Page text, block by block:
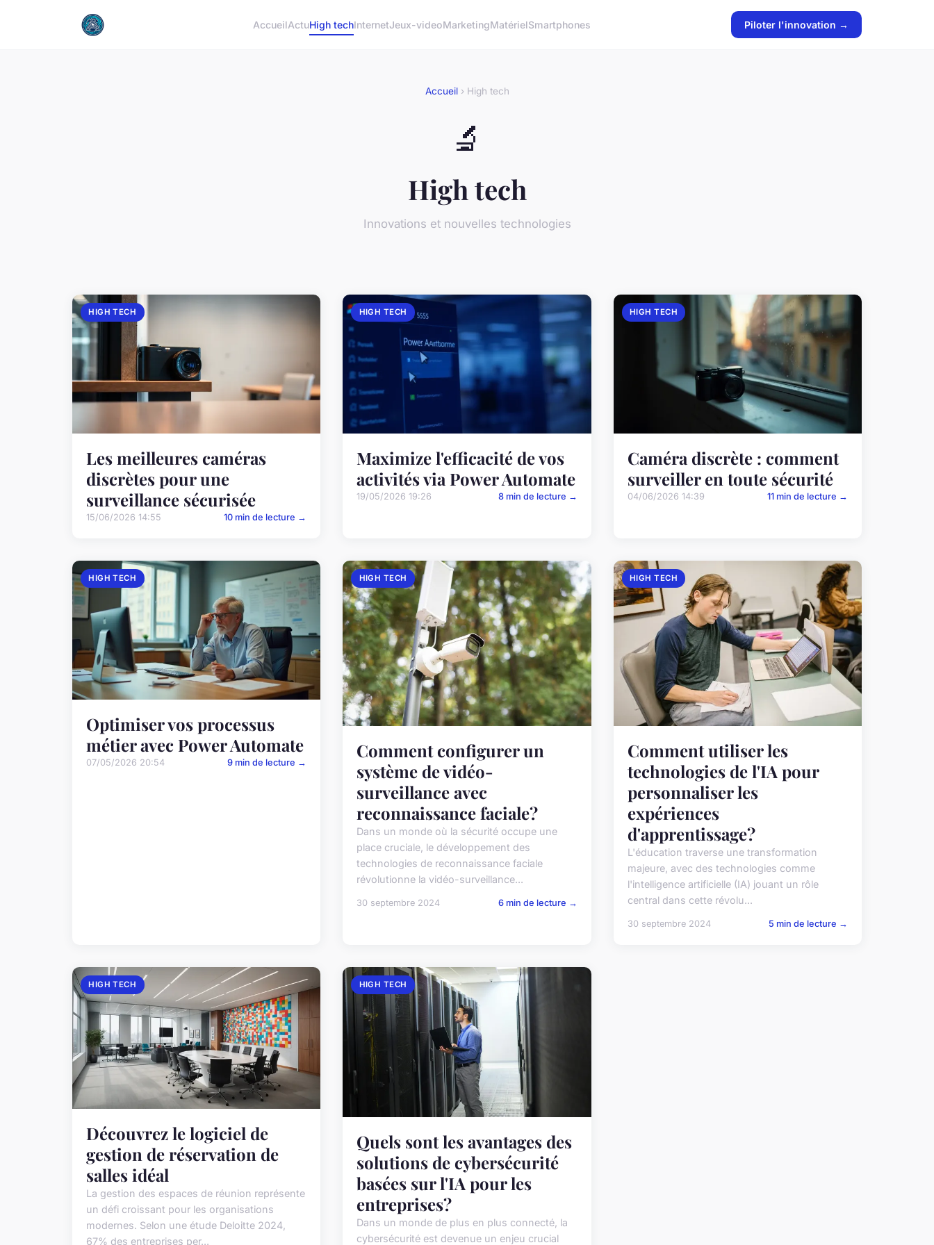
AccueilActuHigh techInternetJeux-videoMarketingMatérielSmartphones Piloter l'innovation →
Accueil› High tech
🔬
High tech
Innovations et nouvelles technologies
HIGH TECH
Les meilleures caméras
discrètes pour une
surveillance sécurisée
15/06/2026 14:55 10 min de lecture →
HIGH TECH
Maximize l'efficacité de vos
activités via Power Automate
19/05/2026 19:26 8 min de lecture →
HIGH TECH
Caméra discrète : comment
surveiller en toute sécurité
04/06/2026 14:39 11 min de lecture →
HIGH TECH
Optimiser vos processus
métier avec Power Automate
07/05/2026 20:54 9 min de lecture →
HIGH TECH
Comment configurer un
système de vidéo-
surveillance avec
reconnaissance faciale?
Dans un monde où la sécurité occupe une
place cruciale, le développement des
technologies de reconnaissance faciale
révolutionne la vidéo-surveillance...
30 septembre 2024 6 min de lecture →
HIGH TECH
Comment utiliser les
technologies de l'IA pour
personnaliser les
expériences
d'apprentissage?
L'éducation traverse une transformation
majeure, avec des technologies comme
l'intelligence artificielle (IA) jouant un rôle
central dans cette révolu...
30 septembre 2024 5 min de lecture →
HIGH TECH
Découvrez le logiciel de
gestion de réservation de
salles idéal
La gestion des espaces de réunion représente
un défi croissant pour les organisations
modernes. Selon une étude Deloitte 2024,
67% des entreprises per...
HIGH TECH
Quels sont les avantages des
solutions de cybersécurité
basées sur l'IA pour les
entreprises?
Dans un monde de plus en plus connecté, la
cybersécurité est devenue un enjeu crucial